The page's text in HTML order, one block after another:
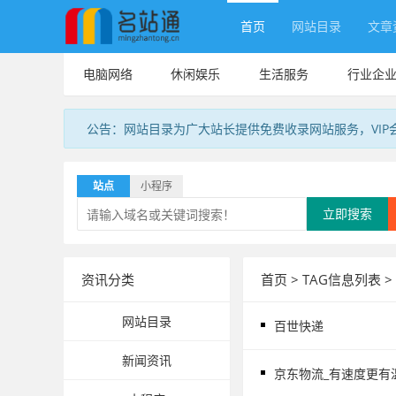
首页 网站目录 文章
电脑网络 休闲娱乐 生活服务 行业企业
公告：网站目录为广大站长提供免费收录网站服务，
站点 小程序
立即搜索
资讯分类
网站目录
新闻资讯
首页 > TAG信息列表 >
百世快递
京东物流_有速度更有